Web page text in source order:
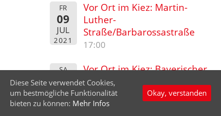
FR
09
JUL
2021
Vor Ort im Kiez: Martin-
Luther-
Straße/Barbarossastraße
17:00
SA
10
JUL
2021
Vor Ort im Kiez: Bayerischer
Platz
11:00
Diese Seite verwendet Cookies,
um bestmögliche Funktionalität
bieten zu können: Mehr Infos
Okay, verstanden